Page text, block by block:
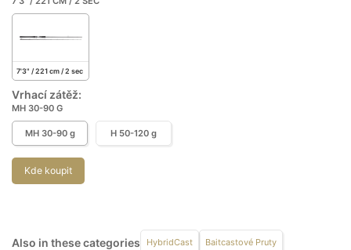
7'3" / 221 cm / 2 sec
Vrhací zátěž:
MH 30-90 G
MH 30-90 g H 50-120 g
Kde koupit
Also in these categories HybridCast Baitcastové Pruty